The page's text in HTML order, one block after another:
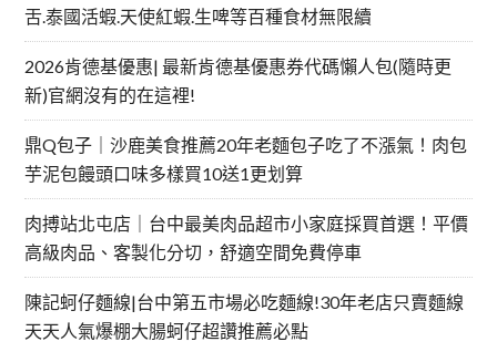
舌.泰國活蝦.天使紅蝦.生啤等百種食材無限續
2026肯德基優惠| 最新肯德基優惠券代碼懶人包(隨時更
新)官網沒有的在這裡!
鼎Q包子｜沙鹿美食推薦20年老麵包子吃了不漲氣！肉包
芋泥包饅頭口味多樣買10送1更划算
肉搏站北屯店｜台中最美肉品超市小家庭採買首選！平價
高級肉品、客製化分切，舒適空間免費停車
陳記蚵仔麵線|台中第五市場必吃麵線!30年老店只賣麵線
天天人氣爆棚大腸蚵仔超讚推薦必點